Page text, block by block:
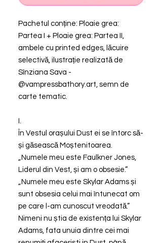
Pachetul conține: Ploaie grea:
Partea I + Ploaie grea: Partea II,
ambele cu printed edges, lăcuire
selectivă, ilustrație realizată de
Sînziana Sava -
@vampressbathory.art, semn de
carte tematic.
I.
În Vestul orașului Dust ei se întorc să-
și găsească Moștenitoarea.
„Numele meu este Faulkner Jones,
Liderul din Vest, și am o obsesie.”
„Numele meu este Skylar Adams și
sunt obsesia celui mai întunecat om
pe care l-am cunoscut vreodată.”
Nimeni nu știa de existența lui Skylar
Adams, fata unuia dintre cei mai